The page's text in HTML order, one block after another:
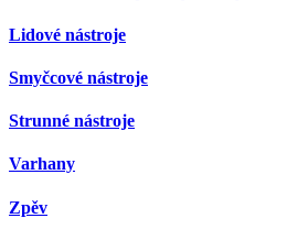
Lidové nástroje
Smyčcové nástroje
Strunné nástroje
Varhany
Zpěv